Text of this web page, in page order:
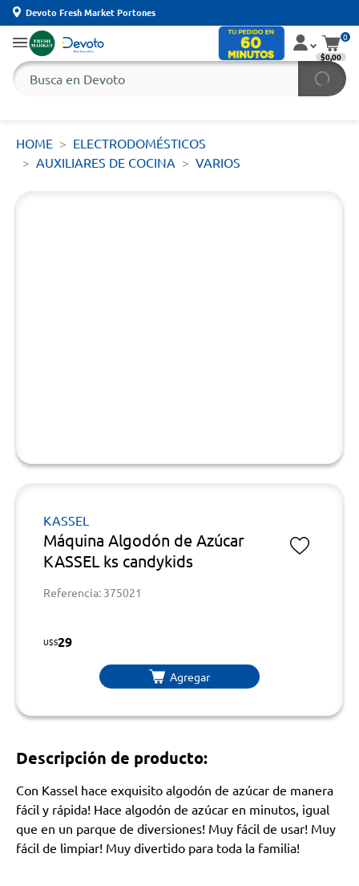
Devoto Fresh Market Portones
0
$0,00
HOME
ELECTRODOMÉSTICOS
AUXILIARES DE COCINA
VARIOS
KASSEL
Máquina Algodón de Azúcar
KASSEL ks candykids
Referencia: 375021
U$S29
Agregar
Descripción de producto:
Con Kassel hace exquisito algodón de azúcar de manera
fácil y rápida! Hace algodón de azúcar en minutos, igual
que en un parque de diversiones! Muy fácil de usar! Muy
fácil de limpiar! Muy divertido para toda la familia!